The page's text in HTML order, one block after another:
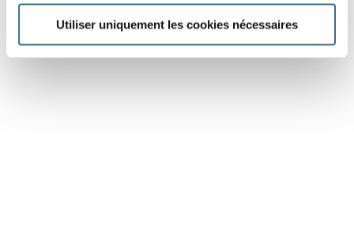
Utiliser uniquement les cookies nécessaires